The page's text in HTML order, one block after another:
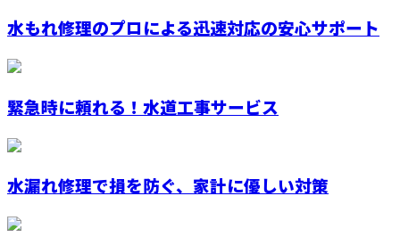
水もれ修理のプロによる迅速対応の安心サポート
緊急時に頼れる！水道工事サービス
水漏れ修理で損を防ぐ、家計に優しい対策